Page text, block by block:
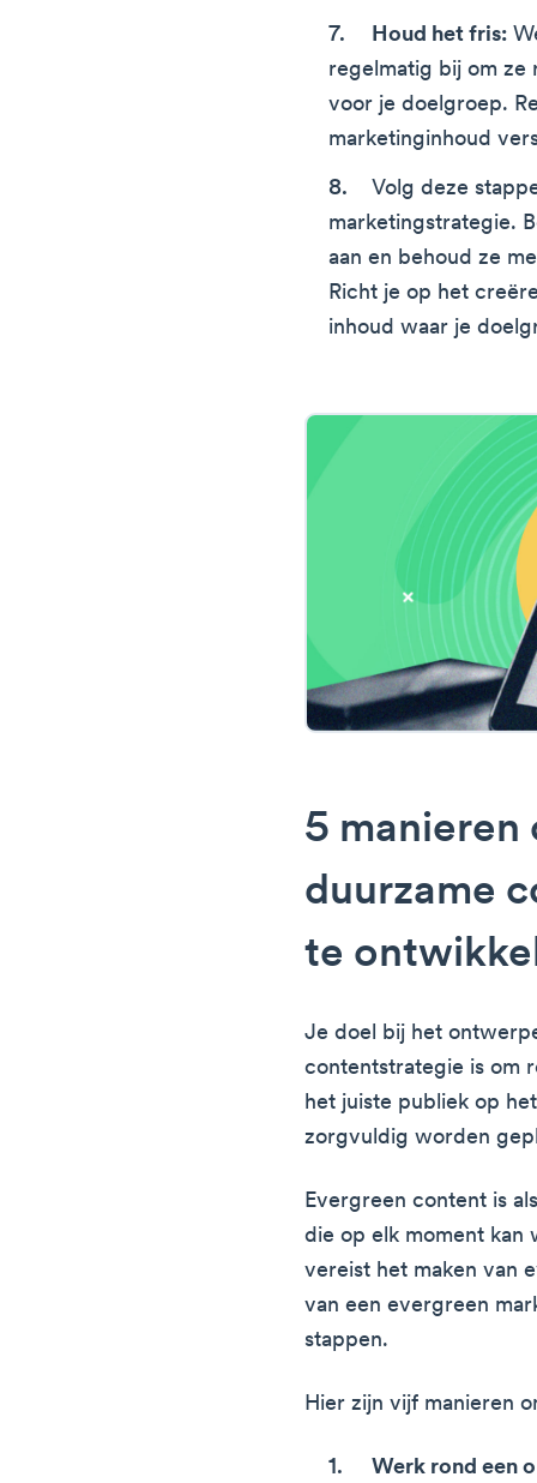
Houd het fris:
regelmatig bij om ze
voor je doelgroep.
marketinginhoud
Volg deze
marketingstrategie.
aan en behoud ze
Richt je op het
inhoud waar je
5 manieren
duurzame
te
Je doel bij het
contentstrategie is om
het juiste publiek op
zorgvuldig worden
Evergreen content is
die op elk moment kan
vereist het maken van
van een evergreen
stappen.
Hier zijn vijf manieren
Werk rond een